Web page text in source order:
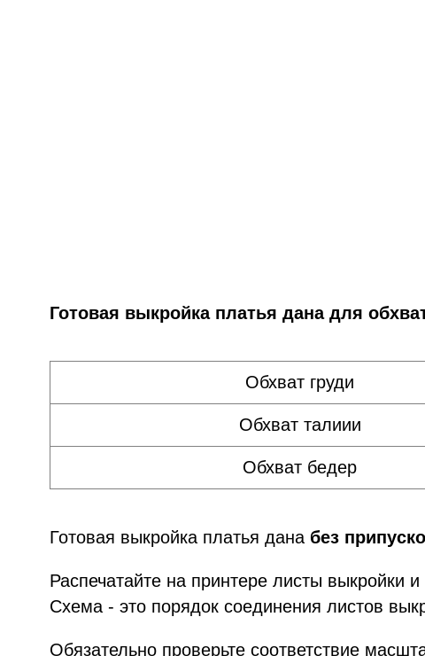
Готовая выкройка платья дана для
Обхват груди
Обхват талиии
Обхват бедер
Готовая выкройка платья дана без
Распечатайте на принтере листы выкройки
Схема - это порядок соединения листов
Обязательно проверьте соответствие